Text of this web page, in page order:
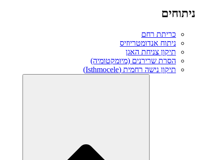
ניתוחים
כריתת רחם
ניתוח אנדומטריוזיס
תיקון צניחת האגן
הסרת שרירנים (מיומקטומיה)
תיקון נישה רחמית (Isthmocele)